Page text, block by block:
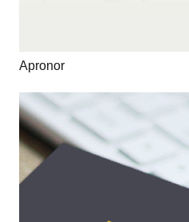
Apronor